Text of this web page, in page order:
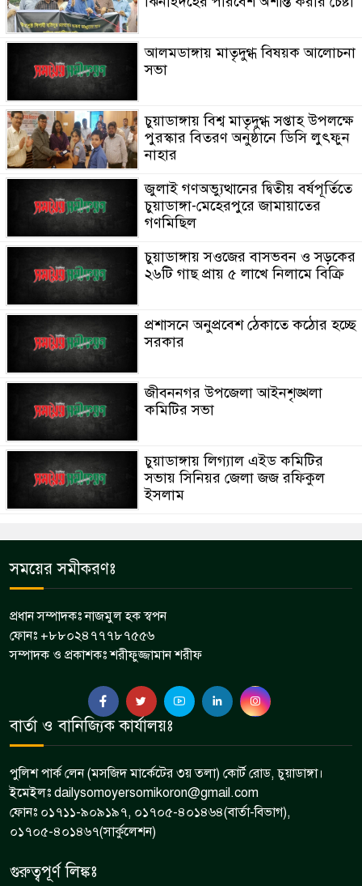
আলমডাঙ্গায় মাতৃদুগ্ধ বিষয়ক আলোচনা
সভা
চুয়াডাঙ্গায় বিশ্ব মাতৃদুগ্ধ সপ্তাহ উপলক্ষে
পুরস্কার বিতরণ অনুষ্ঠানে ডিসি লুৎফুন
নাহার
জুলাই গণঅভ্যুত্থানের দ্বিতীয় বর্ষপূর্তিতে
চুয়াডাঙ্গা-মেহেরপুরে জামায়াতের
গণমিছিল
চুয়াডাঙ্গায় সওজের বাসভবন ও সড়কের
২৬টি গাছ প্রায় ৫ লাখে নিলামে বিক্রি
প্রশাসনে অনুপ্রবেশ ঠেকাতে কঠোর হচ্ছে
সরকার
জীবননগর উপজেলা আইনশৃঙ্খলা
কমিটির সভা
চুয়াডাঙ্গায় লিগ্যাল এইড কমিটির
সভায় সিনিয়র জেলা জজ রফিকুল
ইসলাম
সময়ের সমীকরণঃ
প্রধান সম্পাদকঃ নাজমুল হক স্বপন
ফোনঃ +৮৮০২৪৭৭৭৮৭৫৫৬
সম্পাদক ও প্রকাশকঃ শরীফুজ্জামান শরীফ
বার্তা ও বানিজ্যিক কার্যালয়ঃ
পুলিশ পার্ক লেন (মসজিদ মার্কেটের ৩য় তলা) কোর্ট রোড, চুয়াডাঙ্গা।
ইমেইলঃ dailysomoyersomikoron@gmail.com
ফোনঃ ০১৭১১-৯০৯১৯৭, ০১৭০৫-৪০১৪৬৪(বার্তা-বিভাগ),
০১৭০৫-৪০১৪৬৭(সার্কুলেশন)
গুরুত্বপূর্ণ লিঙ্কঃ